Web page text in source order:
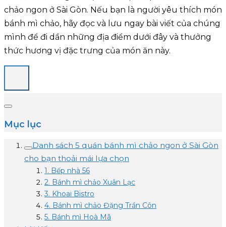
chảo ngon ở Sài Gòn. Nếu bạn là người yêu thích món
bánh mì chảo, hãy đọc và lưu ngay bài viết của chúng
mình để đi dần những địa điểm dưới đây và thưởng
thức hương vị đặc trưng của món ăn này.
Mục lục
Danh sách 5 quán bánh mì chảo ngon ở Sài Gòn
cho bạn thoải mái lựa chọn
1. Bếp nhà 56
2. Bánh mì chảo Xuân Lạc
3. Khoai Bistro
4. Bánh mì chảo Đặng Trần Côn
5. Bánh mì Hoà Mã